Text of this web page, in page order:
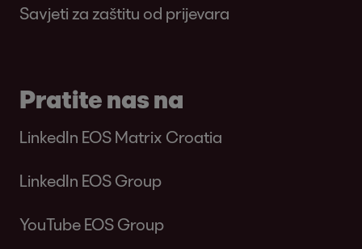
Savjeti za zaštitu od prijevara
Pratite nas na
LinkedIn EOS Matrix Croatia
LinkedIn EOS Group
YouTube EOS Group